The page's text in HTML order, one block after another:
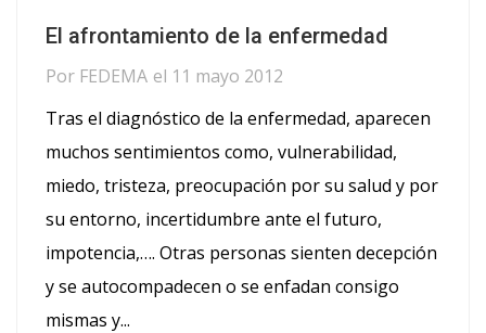
El afrontamiento de la enfermedad
Por FEDEMA el 11 mayo 2012
Tras el diagnóstico de la enfermedad, aparecen
muchos sentimientos como, vulnerabilidad,
miedo, tristeza, preocupación por su salud y por
su entorno, incertidumbre ante el futuro,
impotencia,…. Otras personas sienten decepción
y se autocompadecen o se enfadan consigo
mismas y...